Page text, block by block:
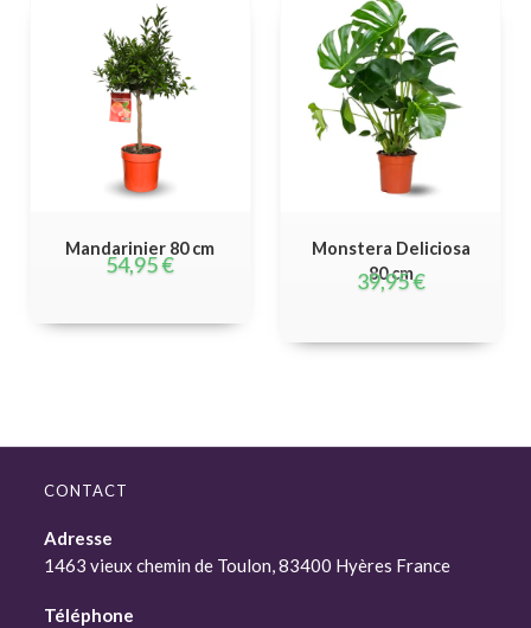
Mandarinier 80 cm
54,95€
Monstera Deliciosa
80 cm
39,95€
CONTACT
Adresse
1463 vieux chemin de Toulon, 83400 Hyères France
Téléphone